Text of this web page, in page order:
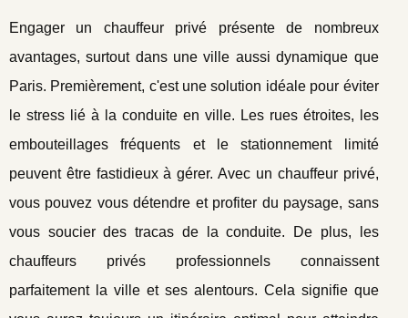
Engager un chauffeur privé présente de nombreux
avantages, surtout dans une ville aussi dynamique que
Paris. Premièrement, c'est une solution idéale pour éviter
le stress lié à la conduite en ville. Les rues étroites, les
embouteillages fréquents et le stationnement limité
peuvent être fastidieux à gérer. Avec un chauffeur privé,
vous pouvez vous détendre et profiter du paysage, sans
vous soucier des tracas de la conduite. De plus, les
chauffeurs privés professionnels connaissent
parfaitement la ville et ses alentours. Cela signifie que